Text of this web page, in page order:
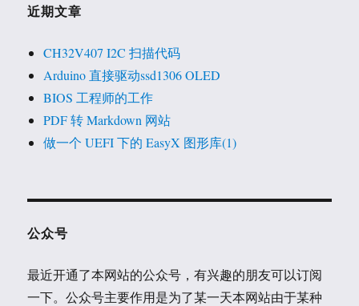
近期文章
CH32V407 I2C 扫描代码
Arduino 直接驱动ssd1306 OLED
BIOS 工程师的工作
PDF 转 Markdown 网站
做一个 UEFI 下的 EasyX 图形库(1)
公众号
最近开通了本网站的公众号，有兴趣的朋友可以订阅
一下。公众号主要作用是为了某一天本网站由于某种